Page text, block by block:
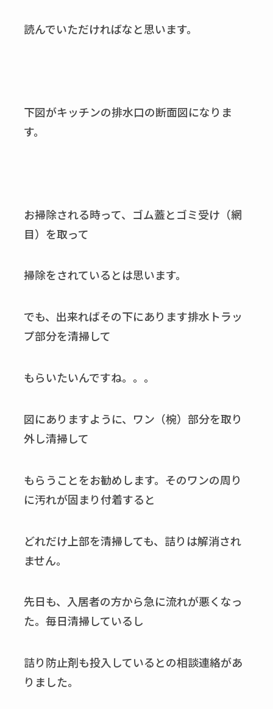
読んでいただければなと思います。
下図がキッチンの排水口の断面図になりま
す。
お掃除される時って、ゴム蓋とゴミ受け（網
目）を取って
掃除をされているとは思います。
でも、出来ればその下にあります排水トラッ
プ部分を清掃して
もらいたいんですね。。。
図にありますように、ワン（椀）部分を取り
外し清掃して
もらうことをお勧めします。そのワンの周り
に汚れが固まり付着すると
どれだけ上部を清掃しても、詰りは解消され
ません。
先日も、入居者の方から急に流れが悪くなっ
た。毎日清掃しているし
詰り防止剤も投入しているとの相談連絡があ
りました。